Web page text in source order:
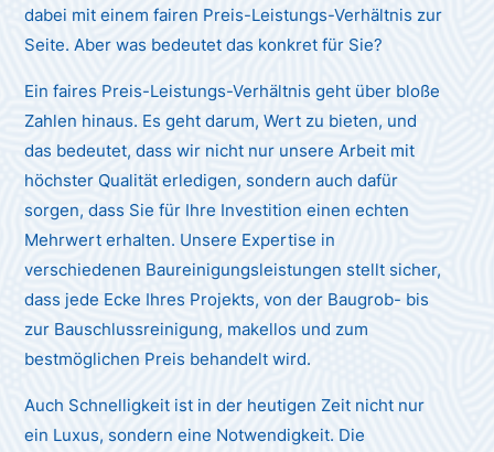
dabei mit einem fairen Preis-Leistungs-Verhältnis zur
Seite. Aber was bedeutet das konkret für Sie?
Ein faires Preis-Leistungs-Verhältnis geht über bloße
Zahlen hinaus. Es geht darum, Wert zu bieten, und
das bedeutet, dass wir nicht nur unsere Arbeit mit
höchster Qualität erledigen, sondern auch dafür
sorgen, dass Sie für Ihre Investition einen echten
Mehrwert erhalten. Unsere Expertise in
verschiedenen Baureinigungsleistungen stellt sicher,
dass jede Ecke Ihres Projekts, von der Baugrob- bis
zur Bauschlussreinigung, makellos und zum
bestmöglichen Preis behandelt wird.
Auch Schnelligkeit ist in der heutigen Zeit nicht nur
ein Luxus, sondern eine Notwendigkeit. Die